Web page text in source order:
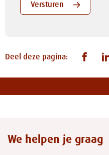
Versturen
Deel deze pagina:
We helpen je graag